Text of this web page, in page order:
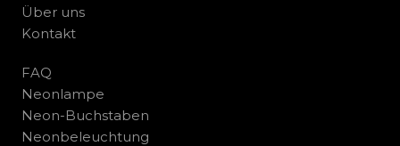
Über uns
Kontakt
FAQ
Neonlampe
Neon-Buchstaben
Neonbeleuchtung